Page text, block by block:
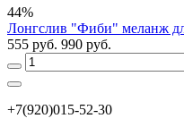
44%
Лонгслив "Фиби" меланж
555 руб. 990 руб.
+7(920)015-52-30